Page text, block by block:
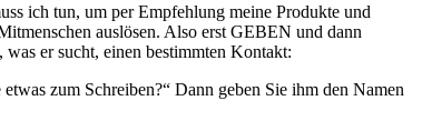
ich tun, um per Empfehlung meine Produkte und
auslösen. Also erst GEBEN und dann
er sucht, einen bestimmten Kontakt:
zum Schreiben?“ Dann geben Sie ihm den Namen